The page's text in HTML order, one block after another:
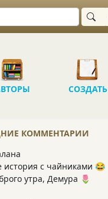
СОЗДАТЬ
КОММЕНТАРИИ
история с чайниками 😂
утра, Демура 🌷